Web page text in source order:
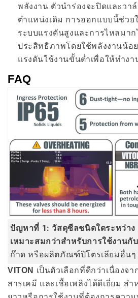
พลังงาน ตัวนำร่องจะปิดและวา
ตำแหน่งเดิม การออกแบบนี้ช่วย
ระบบแรงดันสูงและการไหลมาก
ประสิทธิภาพโดยใช้พลังงานน้อ
แรงดันใช้งานขั้นต่ำเพื่อให้ทำงา
FAQ
ปัญหาที่ 1: วัสดุซีลชนิดใดระหว่าง
เหมาะสมกว่าสำหรับการใช้งานกั
ก๊าด หรือผลิตภัณฑ์ปิโตรเลียมอื่นๆ
VITON เป็นตัวเลือกที่ดีกว่าเนื่อง
สารเคมี และเชื้อเพลิงได้ดีเยี่ยม ส